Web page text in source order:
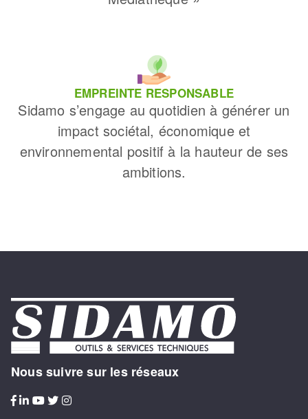
EMPREINTE RESPONSABLE
Sidamo s’engage au quotidien à générer un
impact sociétal, économique et
environnemental positif à la hauteur de ses
ambitions.
Nous suivre sur les réseaux